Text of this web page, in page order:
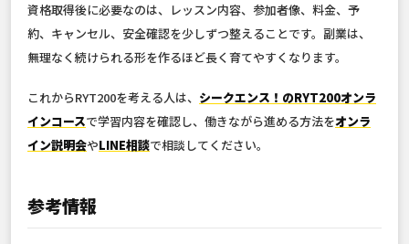
資格取得後に必要なのは、レッスン内容、参加者像、料金、予
約、キャンセル、安全確認を少しずつ整えることです。副業は、
無理なく続けられる形を作るほど長く育てやすくなります。
これからRYT200を考える人は、 シークエンス！のRYT200オンラ
インコースで学習内容を確認し、働きながら進める方法をオンラ
イン説明会やLINE相談で相談してください。
参考情報